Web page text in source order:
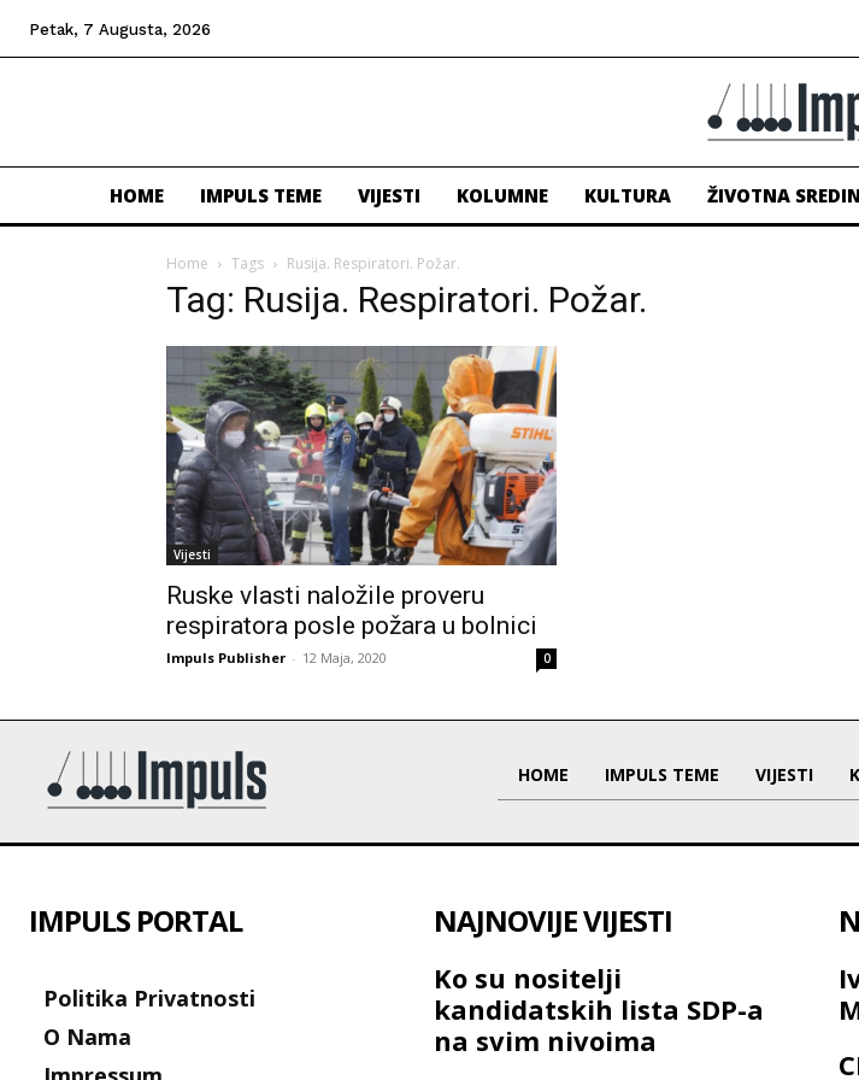
Petak, 7 Augusta, 2026
HOME IMPULS TEME VIJESTI KOLUMNE KULTURA ŽIVOTNA
Home Tags Rusija. Respiratori. Požar.
Tag: Rusija. Respiratori. Požar.
Vijesti
Ruske vlasti naložile proveru
respiratora posle požara u bolnici
Impuls Publisher - 12 Maja, 2020 0
HOME IMPULS TEME VIJESTI
IMPULS PORTAL
Politika Privatnosti
O Nama
NAJNOVIJE VIJESTI
Ko su nositelji
kandidatskih lista SDP-a
na svim nivoima